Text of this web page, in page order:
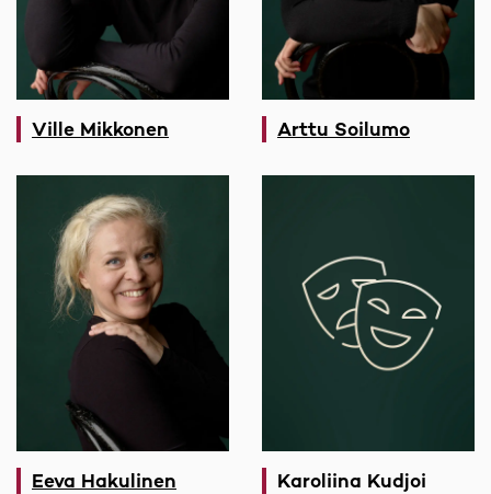
Ville Mikkonen Arttu Soilumo
Eeva Hakulinen Karoliina Kudjoi